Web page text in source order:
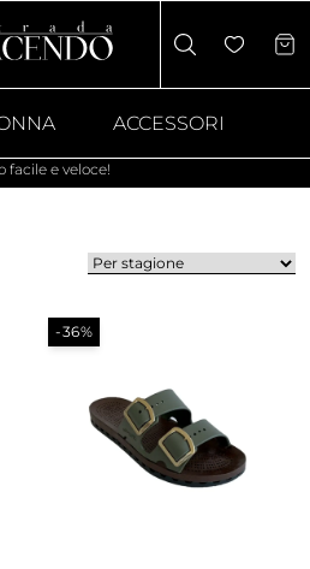
ACCESSORI
facile e veloce!
-36%